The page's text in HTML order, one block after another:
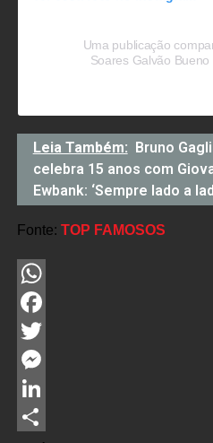
Uma publicação
Soares Galvão
Leia Também: Bruno
celebra 15 anos com
Ewbank: ‘Sempre lado a
Fonte: TOP FAMOSOS
WhatsApp
Facebook
Twitter
Messenger
LinkedIn